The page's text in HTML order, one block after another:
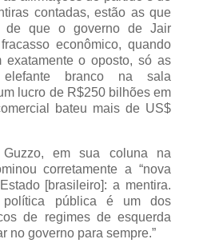
contadas, estão as que
de que o governo de Jair
econômico, quando
exatamente o oposto, só as
elefante branco na sala
lucro de R$250 bilhões em
bateu mais de US$
em sua coluna na
corretamente a “nova
[brasileiro]: a mentira.
política pública é um dos
de regimes de esquerda
no governo para sempre.”